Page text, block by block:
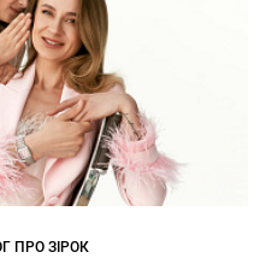
ПРО ЗІРОК